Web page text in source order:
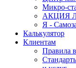
Микро-
АКЦИЯ
Я -
Калькулятор
Клиентам
Правила